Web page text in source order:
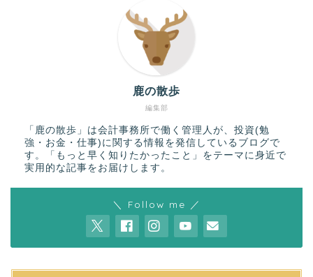
編集部
鹿の散歩
「鹿の散歩」は会計事務所で働く管理人が、投資(勉
強・お金・仕事)に関する情報を発信しているブログで
す。「もっと早く知りたかったこと」をテーマに身近で
実用的な記事をお届けします。
＼ Follow me ／